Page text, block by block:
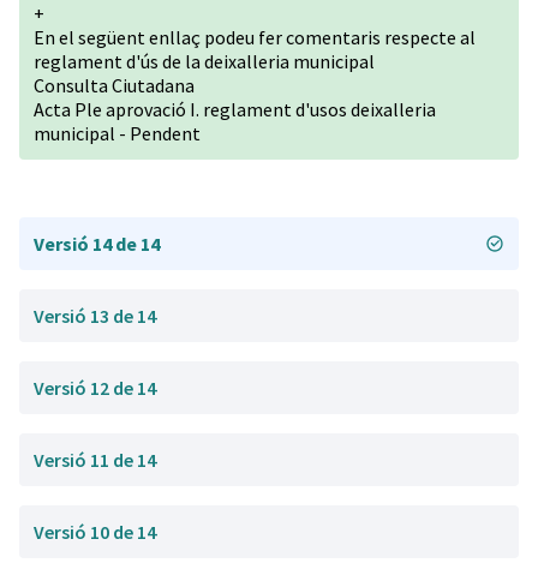
+
En el següent enllaç podeu fer comentaris respecte al
reglament d'ús de la deixalleria municipal
Consulta Ciutadana
Acta Ple aprovació I. reglament d'usos deixalleria
municipal - Pendent
Versió 14 de 14
Versió 13 de 14
Versió 12 de 14
Versió 11 de 14
Versió 10 de 14